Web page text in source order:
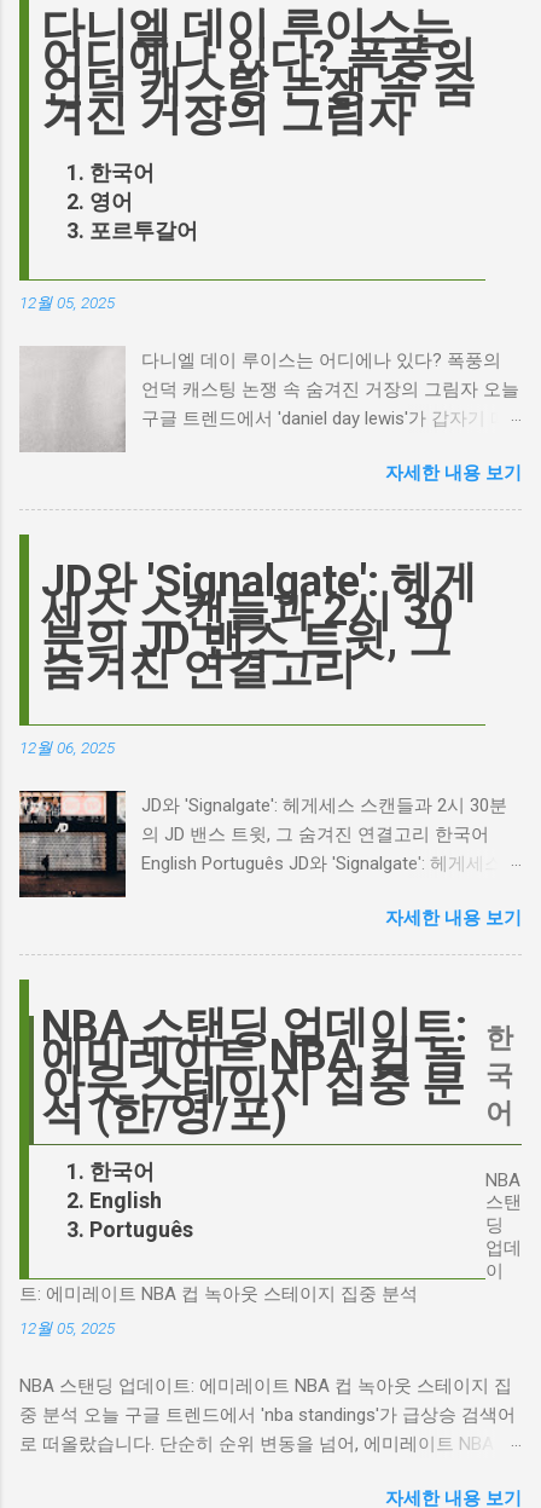
다니엘 데이 루이스는
어디에나 있다? 폭풍의
언덕 캐스팅 논쟁 속 숨
겨진 거장의 그림자
한국어
영어
포르투갈어
12월 05, 2025
다니엘 데이 루이스는 어디에나 있다? 폭풍의
언덕 캐스팅 논쟁 속 숨겨진 거장의 그림자 오늘
구글 트렌드에서 'daniel day lewis'가 갑자기 떠
이름이 왜 다시 사람들의 입에 오르내리는 걸까
요? 표면적으로는 마고 로비가 제작하고 주연을
이 그 시작입니다. 하지만 그 이면에는 '연기'라
는 예술에 대한 깊은 갈망과, 완벽주의를 향한
끊임없는 열망이 숨겨져 있습니다. Photo by
Plufow Le Studio on Unsplash 폭풍의 언덕, 그
리고 캐스팅 논쟁의 불씨 최근 몇 주 동안 영화
하는 동시에 우려를 표했습니다. 일부에서는 엘
로디의 이미지가 원작 속 히스클리프와는 다소
거리가 있다는 의견을 제시하며 캐스팅에 대한
한 비판에 대해 "기다려 보세요. 믿으세요. 분명
의 이미지가 원작과 부합하는지 여부를 넘어, 우
리가 '히스클리프'라는 인물에게 기대하는 바가
무엇인지, 그리고 배우가 그 기대를 어떻게 충족
시킬 수 있는지에 대한 근본적인 질문을 던집니
다. 다니엘 데이 루이스, '진정성'의 대명사 이 지
점에서 다니엘 데이 루이스의 이름이 등장하는
것은 결코 우연이 아닙니다. 그는 '메소드 연
기'의 극한을 보여주는 배우로서, 맡는 역할마다
완벽하게 몰입하여 실제 인물과 구분이 어려울
정도의 연기를 선보였습니다. <나의 왼발>에서
자세한 내용 보기
JD와 'Signalgate': 헤게
세스 스캔들과 2시 30
분의 JD 밴스 트윗, 그
숨겨진 연결고리
12월 06, 2025
JD와 'Signalgate': 헤게세스 스캔들과 2시 30분
의 JD 밴스 트윗, 그 숨겨진 연결고리 한국어
English Português JD와 'Signalgate': 헤게세스
연결고리 오늘의 구글 트렌드 인기 검색어 'jd'는
단순히 두 글자의 약자가 아닙니다. 최근 미국
'Signalgate' 스캔들과 깊숙이 연결되어 있습니
다. 폭스뉴스 진행자 피트 헤게세스(Pete
Hegseth)를 중심으로 벌어진 이 스캔들은 예상
치 못한 인물, JD 밴스(JD Vance)의 이름까지 소
환하며 파장을 일으키고 있습니다. 왜 'jd'가 갑자
들이 어떻게 얽혀있는 것일까요? 최대100%세일
오늘의 특가 'Signalgate' 스캔들: 피트 헤게세스
의 그림자 먼저 'Signalgate' 스캔들의 핵심 인물
인 피트 헤게세스부터 살펴봐야 합니다. 최근 공
개된 국방부 감사 보고서에 따르면, 헤게세스는
스의 행위가 윤리적으로 심각한 문제를 야기하
며, 군의 명예를 훼손할 수 있다고 지적합니다.
Photo by Samuel Regan-Asante on Unsplash
제는 여기서 끝나지 않았습니다. 스캔들이 터진
자세한 내용 보기
NBA 스탠딩 업데이트:
에미레이트 NBA 컵 녹
아웃 스테이지 집중 분
석 (한/영/포)
한국어
English
Português
한
국
어
NBA
스탠
딩
업데
이
트: 에미레이트 NBA 컵 녹아웃 스테이지 집중 분석
12월 05, 2025
NBA 스탠딩 업데이트: 에미레이트 NBA 컵 녹아웃 스테이지 집
중 분석 오늘 구글 트렌드에서 'nba standings'가 급상승 검색어
로 떠올랐습니다. 단순히 순위 변동을 넘어, 에미레이트 NBA 컵
받고 있습니다. 이번 포스팅에서는 NBA 컵 녹아웃 스테이지 관
자세한 내용 보기